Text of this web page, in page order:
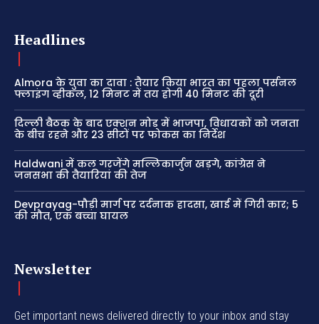
Headlines
Almora के युवा का दावा : तैयार किया भारत का पहला पर्सनल
फ्लाइंग व्हीकल, 12 मिनट में तय होगी 40 मिनट की दूरी
दिल्ली बैठक के बाद एक्शन मोड में भाजपा, विधायकों को जनता
के बीच रहने और 23 सीटों पर फोकस का निर्देश
Haldwani में कल गरजेंगे मल्लिकार्जुन खड़गे, कांग्रेस ने
जनसभा की तैयारियां की तेज
Devprayag-पौड़ी मार्ग पर दर्दनाक हादसा, खाई में गिरी कार; 5
की मौत, एक बच्चा घायल
Newsletter
Get important news delivered directly to your inbox and stay